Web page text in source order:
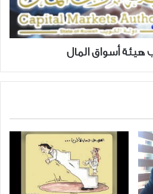
هيئة أسواق المال